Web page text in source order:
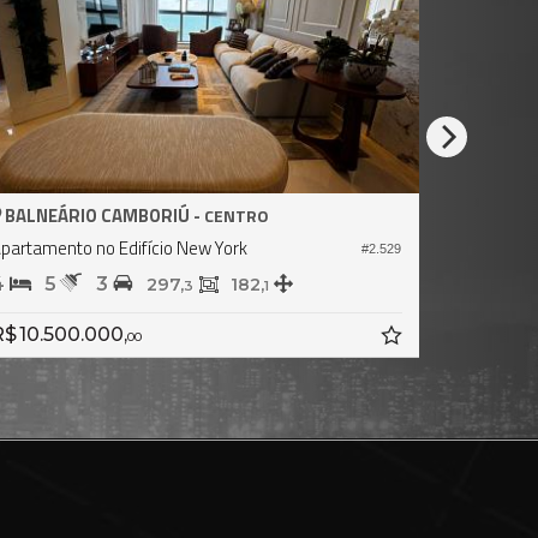
#2.529
-CENTRO
York
3 182, 1
Apartamento no Edifício
4
R$ 10.600.000,